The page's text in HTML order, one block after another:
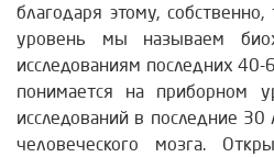
благодаря этому,
уровень мы называем
исследованиям последних 40-
понимается на приборном
исследований в последние
человеческого мозга.